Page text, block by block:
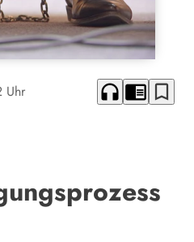
Uhr headphones chrome_reader_mode bookmark_border